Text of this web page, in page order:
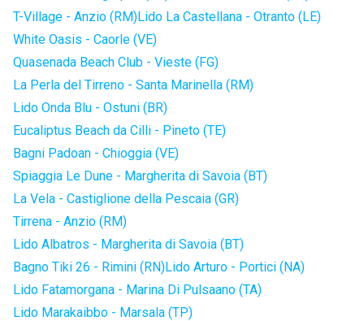
T-Village - Anzio (RM)Lido La Castellana - Otranto (LE)
White Oasis - Caorle (VE)
Quasenada Beach Club - Vieste (FG)
La Perla del Tirreno - Santa Marinella (RM)
Lido Onda Blu - Ostuni (BR)
Eucaliptus Beach da Cilli - Pineto (TE)
Bagni Padoan - Chioggia (VE)
Spiaggia Le Dune - Margherita di Savoia (BT)
La Vela - Castiglione della Pescaia (GR)
Tirrena - Anzio (RM)
Lido Albatros - Margherita di Savoia (BT)
Bagno Tiki 26 - Rimini (RN)Lido Arturo - Portici (NA)
Lido Fatamorgana - Marina Di Pulsaano (TA)
Lido Marakaibbo - Marsala (TP)